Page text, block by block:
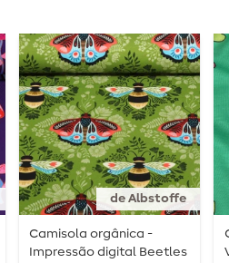
de Albstoffe
Camisola orgânica -
Impressão digital Beetles